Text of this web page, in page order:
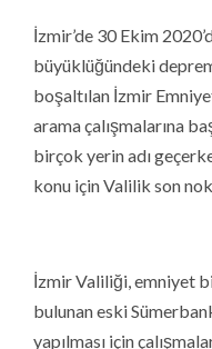
İzmir’de 30 Ekim
büyüklüğündeki
boşaltılan İzmir
arama çalışmalarına
birçok yerin adı
konu için Valilik son
İzmir Valiliği, emniyet
bulunan eski
yapılması için